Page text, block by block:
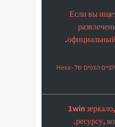
Если вы
סיכום הניסוי ב'מקורות': בחינת הכיסויים הצפים של Hexa-
1win
ресурсу,